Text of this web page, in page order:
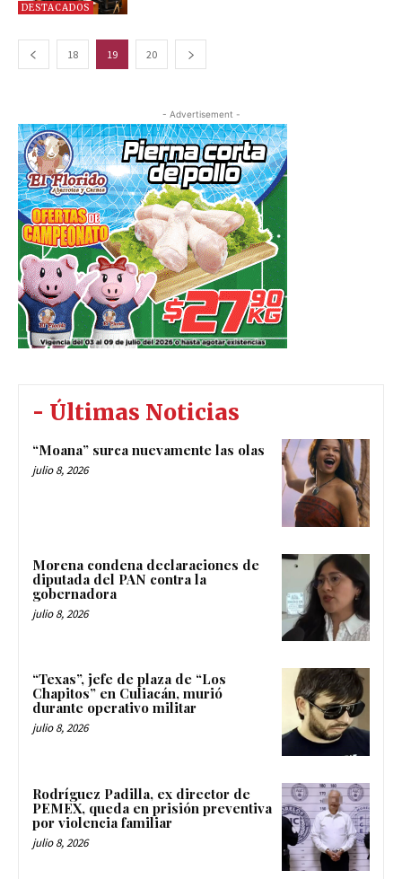
DESTACADOS
18 19 20
- Advertisement -
- Últimas Noticias
“Moana” surca nuevamente las olas
julio 8, 2026
Morena condena declaraciones de
diputada del PAN contra la
gobernadora
julio 8, 2026
“Texas”, jefe de plaza de “Los
Chapitos” en Culiacán, murió
durante operativo militar
julio 8, 2026
Rodríguez Padilla, ex director de
PEMEX, queda en prisión preventiva
por violencia familiar
julio 8, 2026